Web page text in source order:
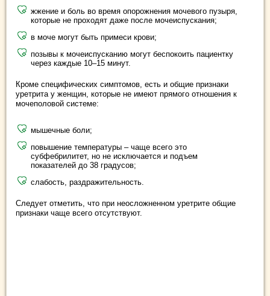
жжение и боль во время опорожнения мочевого пузыря,
которые не проходят даже после мочеиспускания;
в моче могут быть примеси крови;
позывы к мочеиспусканию могут беспокоить пациентку
через каждые 10–15 минут.
Кроме специфических симптомов, есть и общие признаки
уретрита у женщин, которые не имеют прямого отношения к
мочеполовой системе:
мышечные боли;
повышение температуры – чаще всего это
субфебрилитет, но не исключается и подъем
показателей до 38 градусов;
слабость, раздражительность.
Следует отметить, что при неосложненном уретрите общие
признаки чаще всего отсутствуют.